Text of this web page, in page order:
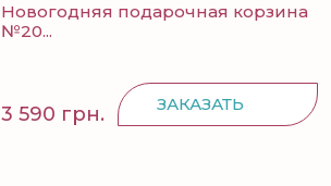
Новогодняя подарочная корзина
№20...
3 590 грн. ЗАКАЗАТЬ